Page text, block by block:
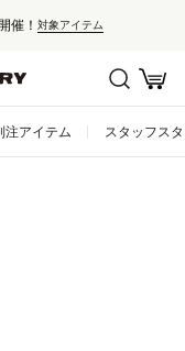
催！ 対象アイテム
注アイテム スタッフス